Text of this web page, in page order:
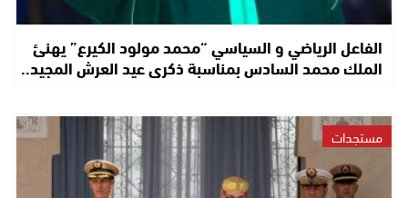
الفاعل الرياضي و السياسي “محمد مولود الكيرع” يهنئ
الملك محمد السادس بمناسبة ذكرى عيد العرش المجيد..
مستجدات